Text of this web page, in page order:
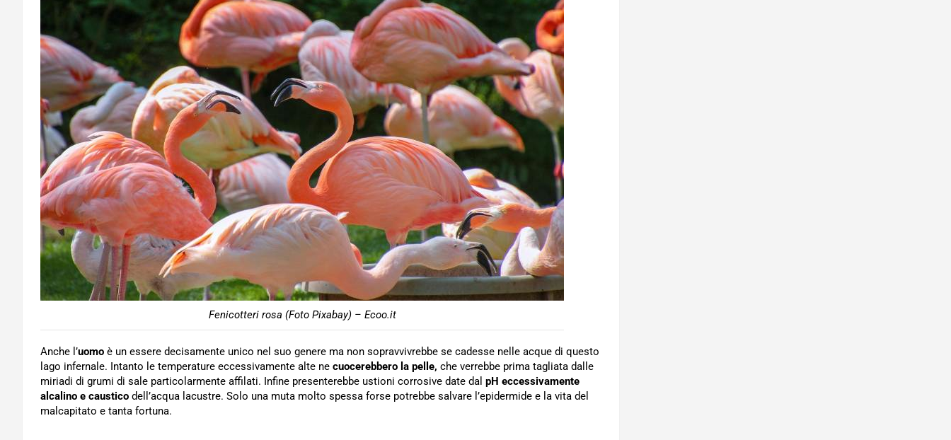
Fenicotteri rosa (Foto Pixabay) – Ecoo.it
Anche l’uomo è un essere decisamente unico nel suo genere ma non sopravvivrebbe se cadesse nelle acque di questo
lago infernale. Intanto le temperature eccessivamente alte ne cuocerebbero la pelle, che verrebbe prima tagliata dalle
miriadi di grumi di sale particolarmente affilati. Infine presenterebbe ustioni corrosive date dal pH eccessivamente
alcalino e caustico dell’acqua lacustre. Solo una muta molto spessa forse potrebbe salvare l’epidermide e la vita del
malcapitato e tanta fortuna.